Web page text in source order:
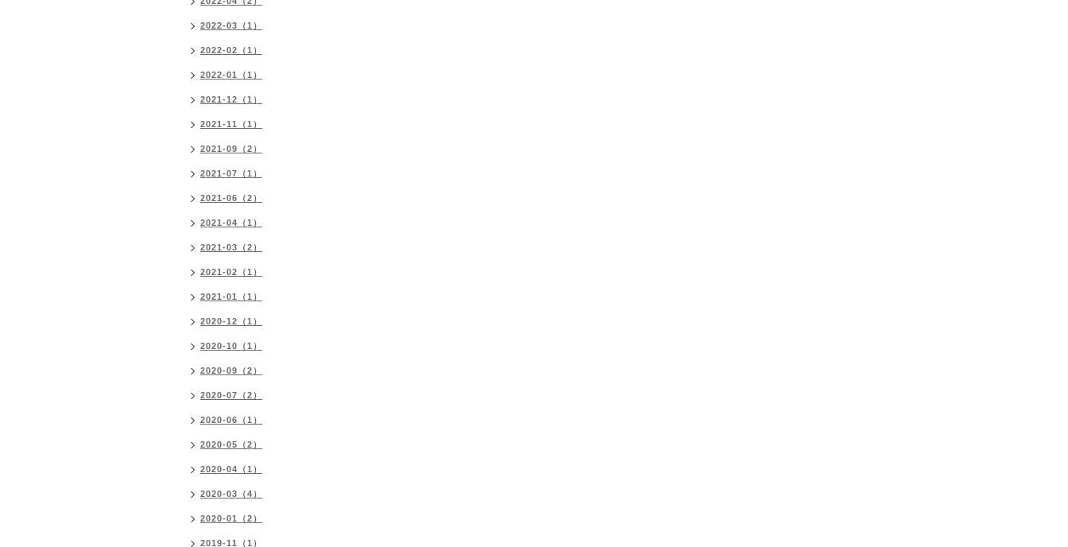
2022-03（1）
2022-02（1）
2022-01（1）
2021-12（1）
2021-11（1）
2021-09（2）
2021-07（1）
2021-06（2）
2021-04（1）
2021-03（2）
2021-02（1）
2021-01（1）
2020-12（1）
2020-10（1）
2020-09（2）
2020-07（2）
2020-06（1）
2020-05（2）
2020-04（1）
2020-03（4）
2020-01（2）
2019-11（1）